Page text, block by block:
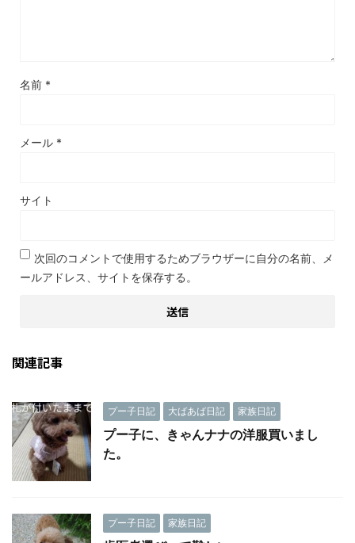
名前 *
メール *
サイト
次回のコメントで使用するためブラウザーに自分の名前、メ
ールアドレス、サイトを保存する。
関連記事
プー子日記 大ばあば日記 家族日記
プー子に、きゃんナナの洋服買いまし
た。
プー子日記 家族日記